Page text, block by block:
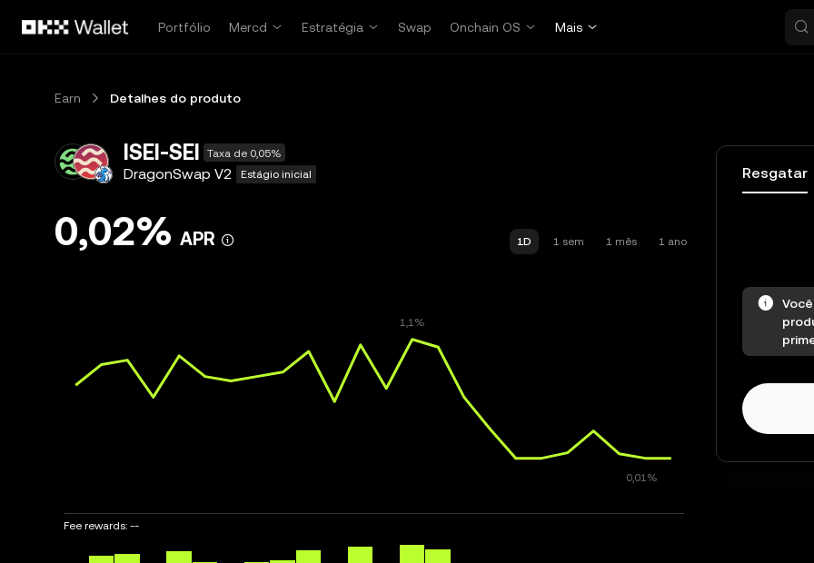
Portfólio
Mercd Estratégia Swap Onchain OS Mais
Earn Detalhes do produto
ISEI-SEI Taxa de 0,05%
DragonSwap V2 Estágio inicial
0,02% APR 1D 1 sem 1 mês 1 ano
Fee rewards: --
Resgatar